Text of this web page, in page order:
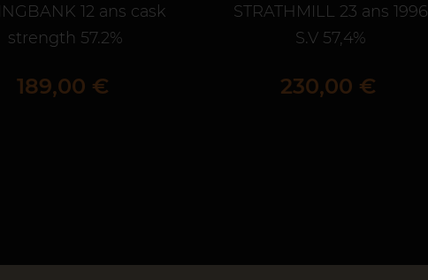
12 ans cask
strength 57.2%
Prix
189,00 €
STRATHMILL 23 ans 1996
S.V 57,4%
Prix
230,00 €